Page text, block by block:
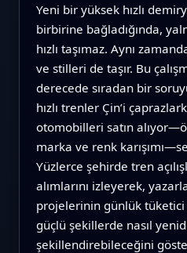
Yeni bir yüksek hızlı
birbirine bağladığında,
hızlı taşımaz. Aynı
ve stilleri de taşır. Bu
derecede sıradan bir
hızlı trenler Çin’i
otomobilleri satın
marka ve renk
Yüzlerce şehirde tren
alımlarını izleyerek,
projelerinin günlük
güçlü şekillerde nasıl
şekillendirebileceğini